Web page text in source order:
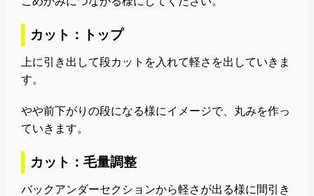
カット：トップ
上に引き出して段カットを入れて軽さを出していきま
す。
やや前下がりの段になる様にイメージで、丸みを作っ
ていきます。
カット：毛量調整
バックアンダーセクションから軽さが出る様に間引き